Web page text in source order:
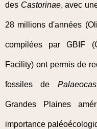
des Castorinae, avec
28 millions d'années
compilées par GBIF
Facility) ont permis de
fossiles de
Grandes Plaines
importance